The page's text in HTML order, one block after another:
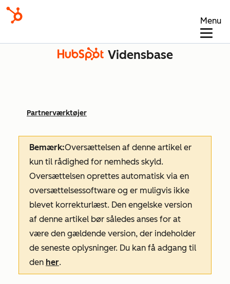
Menu
Vidensbase
Partnerværktøjer
Bemærk:Oversættelsen af denne artikel er
kun til rådighed for nemheds skyld.
Oversættelsen oprettes automatisk via en
oversættelsessoftware og er muligvis ikke
blevet korrekturlæst. Den engelske version
af denne artikel bør således anses for at
være den gældende version, der indeholder
de seneste oplysninger. Du kan få adgang til
den her.